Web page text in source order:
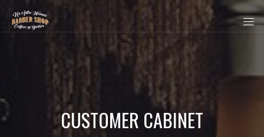
CUSTOMER CABINET